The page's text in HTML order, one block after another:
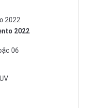
2022
2022
06